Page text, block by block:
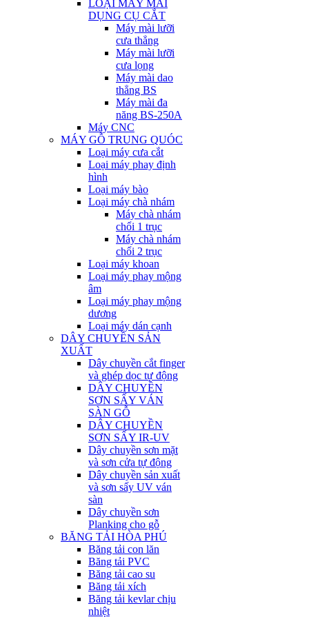
LOẠI MÁY MÀI
DỤNG CỤ CẮT
Máy mài lưỡi
cưa thẳng
Máy mài lưỡi
cưa lọng
Máy mài dao
thẳng BS
Máy mài đa
năng BS-250A
Máy CNC
MÁY GỖ TRUNG QUÓC
Loại máy cưa cắt
Loại máy phay định
hình
Loại máy bào
Loại máy chà nhám
Máy chà nhám
chổi 1 trục
Máy chà nhám
chổi 2 trục
Loại máy khoan
Loại máy phay mộng
âm
Loại máy phay mộng
dương
Loại máy dán cạnh
DÂY CHUYỀN SẢN
XUẤT
Dây chuyền cắt finger
và ghép dọc tự động
DÂY CHUYỀN
SƠN SẤY VÁN
SÀN GỖ
DÂY CHUYỀN
SƠN SẤY IR-UV
Dây chuyền sơn mặt
và sơn cửa tự động
Dây chuyền sản xuất
và sơn sấy UV ván
sàn
Dây chuyền sơn
Planking cho gỗ
BĂNG TẢI HÒA PHÚ
Băng tải con lăn
Băng tải PVC
Băng tải cao su
Băng tải xích
Băng tải kevlar chịu
nhiệt